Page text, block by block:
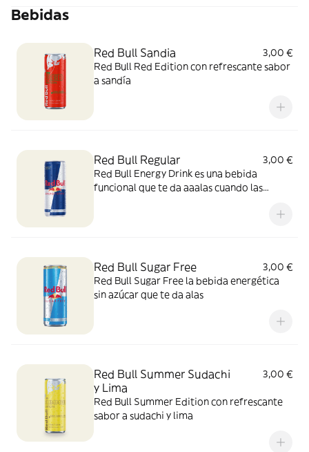
Bebidas
Red Bull Sandia
3,00 €
Red Bull Red Edition con refrescante sabor
a sandía
Red Bull Regular
3,00 €
Red Bull Energy Drink es una bebida
funcional que te da aaalas cuando las
Red Bull Sugar Free
3,00 €
Red Bull Sugar Free la bebida energética
sin azúcar que te da alas
Red Bull Summer Sudachi
y Lima
3,00 €
Red Bull Summer Edition con refrescante
sabor a sudachi y lima